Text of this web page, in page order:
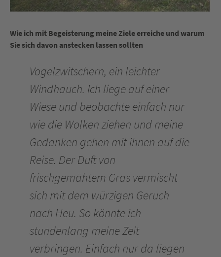
Wie ich mit Begeisterung meine Ziele erreiche und warum
Sie sich davon anstecken lassen sollten
Vogelzwitschern, ein leichter
Windhauch. Ich liege auf einer
Wiese und beobachte einfach nur
wie die Wolken ziehen und meine
Gedanken gehen mit ihnen auf die
Reise. Der Duft von
frischgemähtem Gras vermischt
sich mit dem würzigen Geruch
nach Heu. So könnte ich
stundenlang meine Zeit
verbringen. Einfach nur da liegen